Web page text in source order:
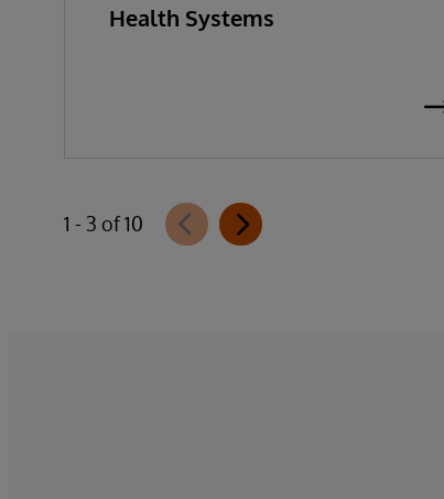
Health Systems
1 - 3 of 10